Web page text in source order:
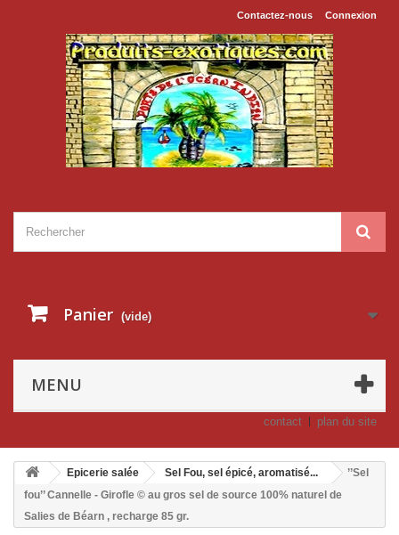
Connexion
Contactez-nous
Panier (vide)
MENU
contact plan du site
Epicerie salée Sel Fou, sel épicé, aromatisé...
’’Sel
fou’’ Cannelle - Girofle © au gros sel de source 100% naturel de
Salies de Béarn , recharge 85 gr.